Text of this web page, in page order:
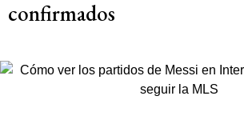
confirmados